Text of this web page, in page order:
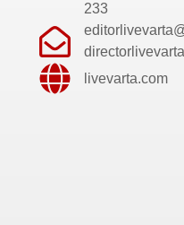
233
livevarta.com